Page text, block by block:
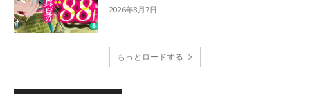
2026年8月7日
もっとロードする